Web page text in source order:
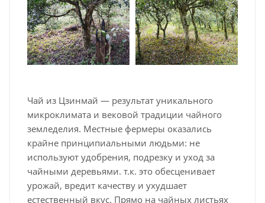
Чай из Цзинмай — результат уникального
микроклимата и вековой традиции чайного
земледелия. Местные фермеры оказались
крайне принципиальными людьми: не
используют удобрения, подрезку и уход за
чайными деревьями. т.к. это обесценивает
урожай, вредит качеству и ухудшает
естественный вкус. Прямо на чайных листьях